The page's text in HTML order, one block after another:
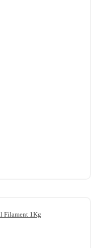
Filament 1Kg